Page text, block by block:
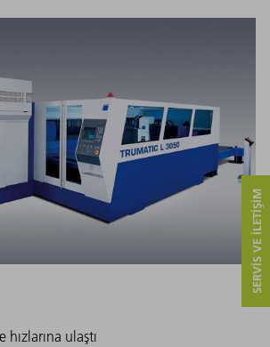
hızlarına ulaştı
SERVIS VE ILETIŞIM